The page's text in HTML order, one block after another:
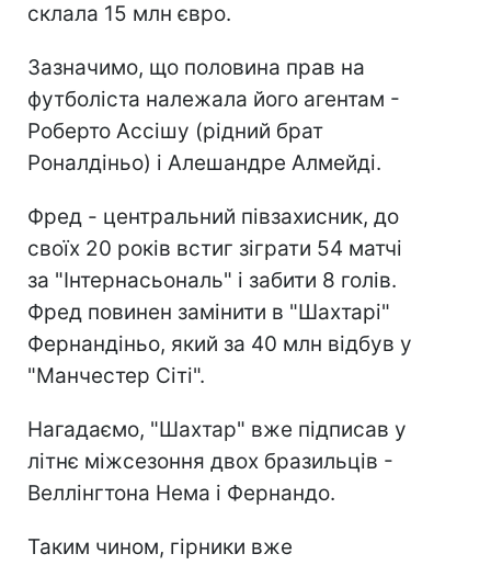
склала 15 млн євро.
Зазначимо, що половина прав на
футболіста належала його агентам -
Роберто Ассішу (рідний брат
Роналдіньо) і Алешандре Алмейді.
Фред - центральний півзахисник, до
своїх 20 років встиг зіграти 54 матчі
за "Інтернасьональ" і забити 8 голів.
Фред повинен замінити в "Шахтарі"
Фернандіньо, який за 40 млн відбув у
"Манчестер Сіті".
Нагадаємо, "Шахтар" вже підписав у
літнє міжсезоння двох бразильців -
Веллінгтона Нема і Фернандо.
Таким чином, гірники вже